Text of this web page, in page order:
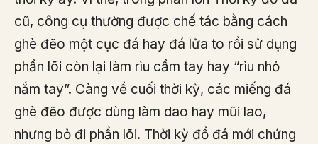
cũ, công cụ thường được chế tác bằng cách
ghè đẽo một cục đá hay đá lửa to rồi sử dụng
phần lõi còn lại làm rìu cầm tay hay “rìu nhỏ
nắm tay”. Càng về cuối thời kỳ, các miếng đá
ghè đẽo được dùng làm dao hay mũi lao,
nhưng bỏ đi phần lõi. Thời kỳ đồ đá mới chứng